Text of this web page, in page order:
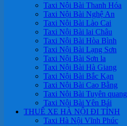
Taxi Nội Bài Thanh Hóa
Taxi Nội Bài Nghệ An
Taxi Nội Bài Lào Cai
Taxi Nội Bài lai Châu
Taxi Nội Bài Hòa Bình
Taxi Nội Bài Lạng Sơn
Taxi Nội Bài Sơn la
Taxi Nội Bài Hà Giang
Taxi Nội Bài Bắc Kạn
Taxi Nội Bài Cao Bằng
Taxi Nội Bài Tuyên quang
Taxi Nội Bài Yên Bái
THUÊ XE HÀ NỘI ĐI TỈNH
Taxi Hà Nội Vĩnh Phúc